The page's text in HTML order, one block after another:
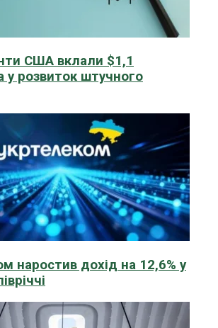
США вклали $1,1
у розвиток штучного
наростив дохід на 12,6% у